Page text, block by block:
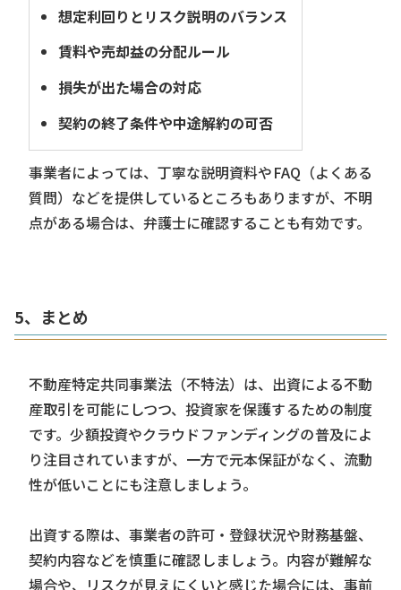
想定利回りとリスク説明のバランス
賃料や売却益の分配ルール
損失が出た場合の対応
契約の終了条件や中途解約の可否
事業者によっては、丁寧な説明資料やFAQ（よくある
質問）などを提供しているところもありますが、不明
点がある場合は、弁護士に確認することも有効です。
5、まとめ
不動産特定共同事業法（不特法）は、出資による不動
産取引を可能にしつつ、投資家を保護するための制度
です。少額投資やクラウドファンディングの普及によ
り注目されていますが、一方で元本保証がなく、流動
性が低いことにも注意しましょう。
出資する際は、事業者の許可・登録状況や財務基盤、
契約内容などを慎重に確認しましょう。内容が難解な
場合や、リスクが見えにくいと感じた場合には、事前